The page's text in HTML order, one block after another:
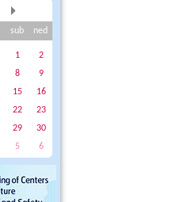
sub ned
1
2
8
9
15
16
22
23
29
30
5 6